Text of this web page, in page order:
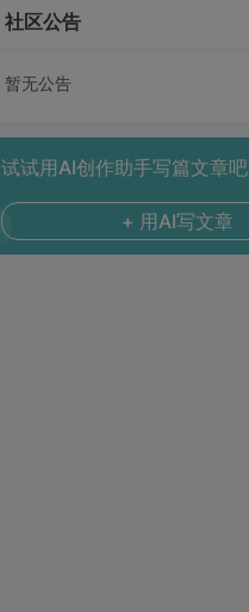
社区公告
暂无公告
试试用AI创作助手写篇文章吧
+ 用AI写文章